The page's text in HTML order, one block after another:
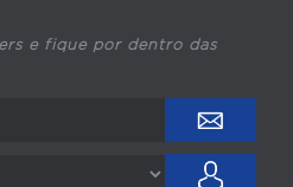
e fique por dentro das